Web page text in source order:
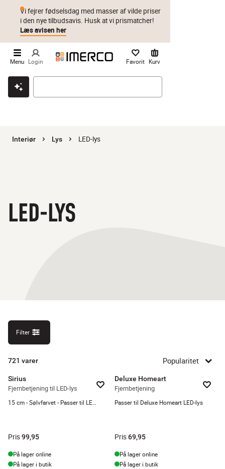
Klik & hent Byt i 1 år Prismatch
Vi fejrer fødselsdag med masser af vilde priser
i den nye tilbudsavis. Husk at vi prismatcher!
Læs avisen her
Menu Login Favorit Kurv
Interiør Lys LED-lys
LED-LYS
Filter
721 varer Popularitet
Sirius
Fjernbetjening til LED-lys
Pris99,95
På lager online
På lager i butik
Deluxe Homeart
Fjernbetjening
Passer til Deluxe Homeart LED-lys
Pris69,95
På lager online
På lager i butik